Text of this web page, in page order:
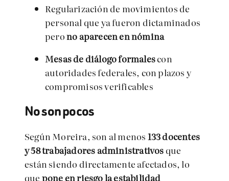
Regularización de movimientos de
personal que ya fueron dictaminados
perono aparecen en nómina
Mesas de diálogo formalescon
autoridades federales, con plazos y
compromisos verificables
No son pocos
Según Moreira, son al menos 133 docentes
y 58 trabajadores administrativos que
están siendo directamente afectados, lo
que pone en riesgo la estabilidad